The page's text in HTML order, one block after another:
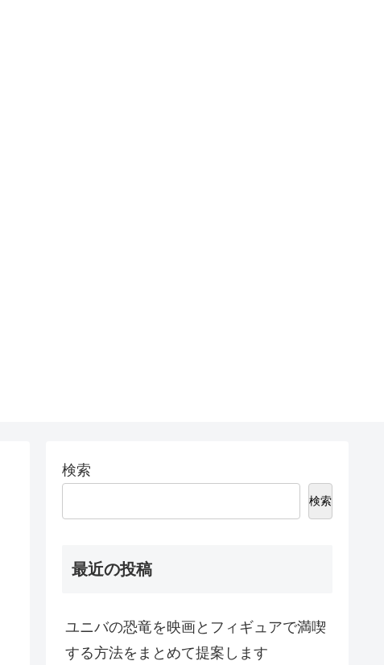
検索
検索
最近の投稿
ユニバの恐竜を映画とフィギュアで満喫
する方法をまとめて提案します